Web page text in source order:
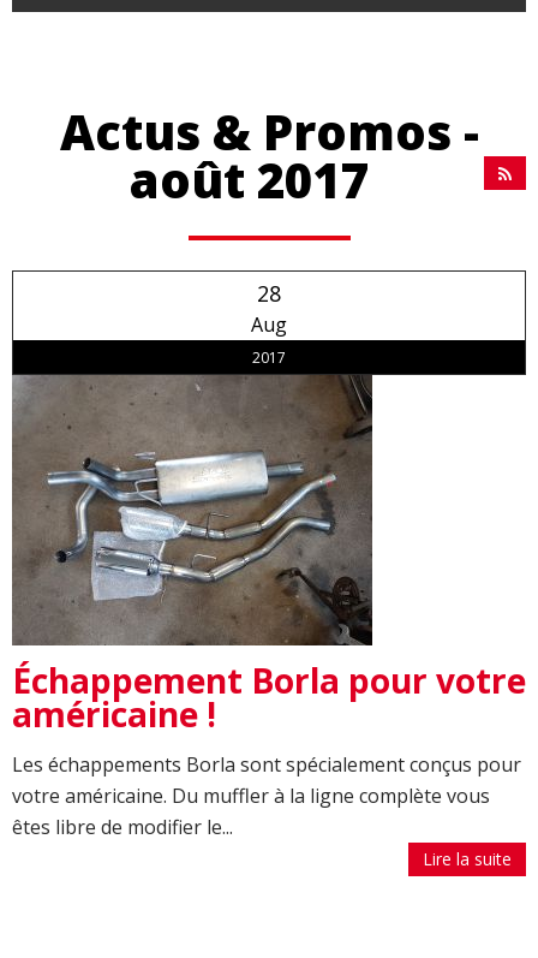
Actus & Promos -
août 2017
28
Aug
2017
Échappement Borla pour votre
américaine !
Les échappements Borla sont spécialement conçus pour
votre américaine. Du muffler à la ligne complète vous
êtes libre de modifier le...
Lire la suite